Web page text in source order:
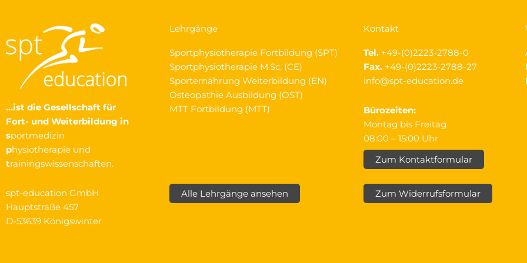
…ist die Gesellschaft für
Fort- und Weiterbildung in
sportmedizin
physiotherapie und
trainingswissenschaften.
spt-education GmbH
Hauptstraße 457
D-53639 Königswinter
Lehrgänge
Sportphysiotherapie Fortbildung (SPT)
Sportphysiotherapie M.Sc. (CE)
Sporternährung Weiterbildung (EN)
Osteopathie Ausbildung (OST)
MTT Fortbildung (MTT)
Alle Lehrgänge ansehen
Kontakt
Tel. +49-(0)2223-2788-0
Fax. +49-(0)2223-2788-27
info@spt-education.de
Bürozeiten:
Montag bis Freitag
08:00 – 15:00 Uhr
Zum Kontaktformular
Zum Widerrufsformular